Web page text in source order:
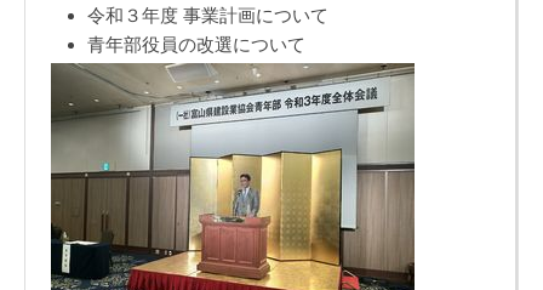
令和３年度 事業計画について
青年部役員の改選について